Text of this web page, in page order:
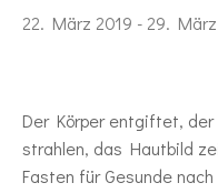
22. März 2019 - 29.
Der Körper entgiftet,
strahlen, das Hautbild
Fasten für Gesunde